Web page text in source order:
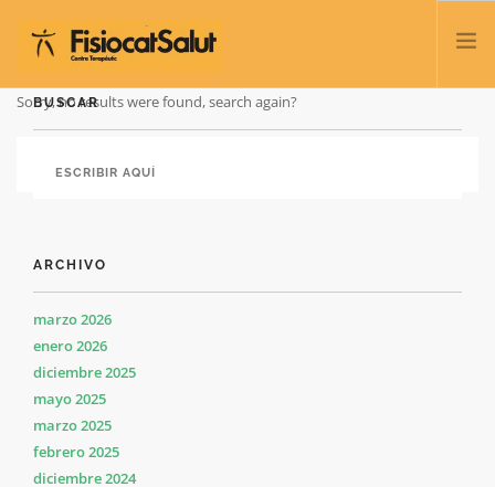
BLOG
Sorry, no results were found, search again?
BUSCAR
ARCHIVO
marzo 2026
enero 2026
diciembre 2025
mayo 2025
marzo 2025
febrero 2025
diciembre 2024